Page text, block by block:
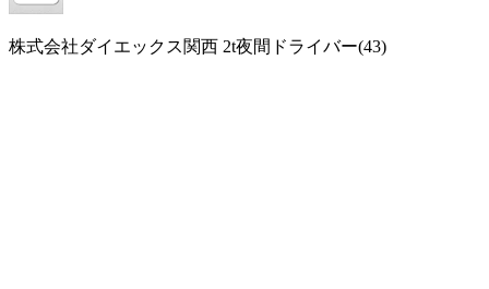
株式会社ダイエックス関西 2t夜間ドライバー(43)